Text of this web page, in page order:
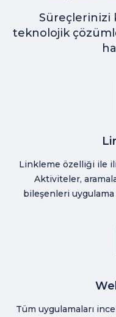
Süreçlerinizi
teknolojik
Linkleme özelliği ile
Aktiviteler,
bileşenleri
Tüm uygulamaları